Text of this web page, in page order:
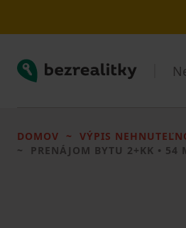
Bezrealitky
DOMOV VÝPIS
PRENÁJOM BYTU 2+KK • 54